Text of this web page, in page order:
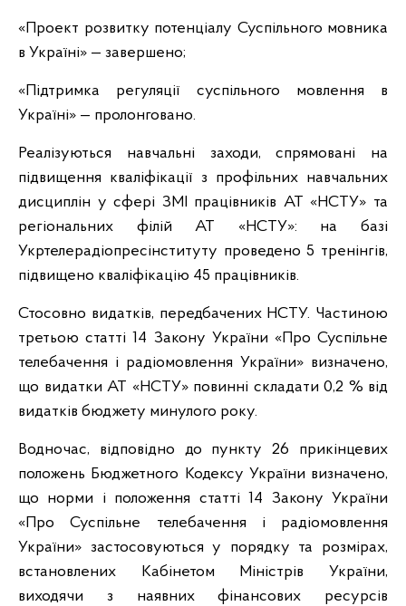
«Проект розвитку потенціалу Суспільного мовника
в Україні» — завершено;
«Підтримка регуляції суспільного мовлення в
Україні» — пролонговано.
Реалізуються навчальні заходи, спрямовані на
підвищення кваліфікації з профільних навчальних
дисциплін у сфері ЗМІ працівників АТ «НСТУ» та
регіональних філій АТ «НСТУ»: на базі
Укртелерадіопресінституту проведено 5 тренінгів,
підвищено кваліфікацію 45 працівників.
Стосовно видатків, передбачених НСТУ. Частиною
третьою статті 14 Закону України «Про Суспільне
телебачення і радіомовлення України» визначено,
що видатки АТ «НСТУ» повинні складати 0,2 % від
видатків бюджету минулого року.
Водночас, відповідно до пункту 26 прикінцевих
положень Бюджетного Кодексу України визначено,
що норми і положення статті 14 Закону України
«Про Суспільне телебачення і радіомовлення
України» застосовуються у порядку та розмірах,
встановлених Кабінетом Міністрів України,
виходячи з наявних фінансових ресурсів